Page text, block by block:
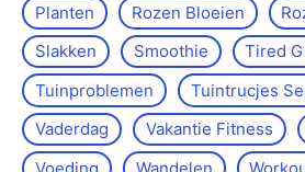
Planten
Rozen Bloeien
Slakken
Smoothie
Tired
Tuinproblemen
Tuintrucjes
Vaderdag
Vakantie Fitness